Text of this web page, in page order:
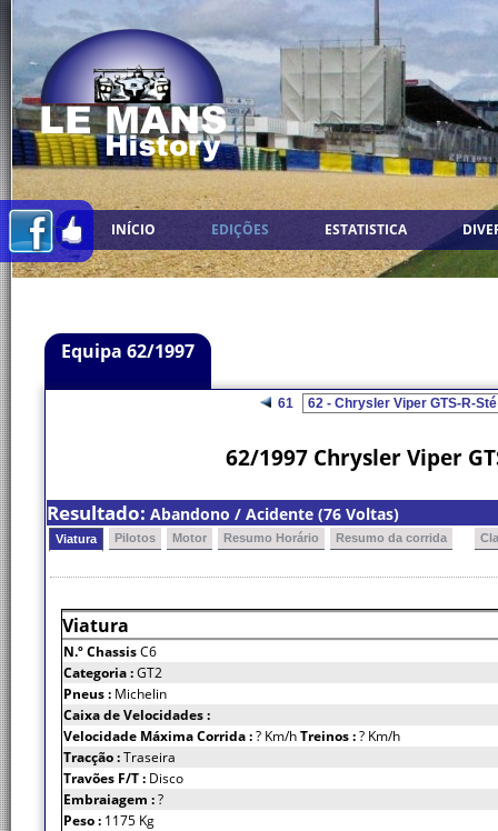
INÍCIO EDIÇÕES ESTATISTICA
Equipa 62/1997
61
62/1997 Chrysler Viper
Resultado: Abandono / Acidente (76 Voltas)
Viatura Pilotos Motor Resumo Horário Resumo da corrida
Viatura
N.º ChassisC6
Categoria :GT2
Pneus : Michelin
Caixa de Velocidades :
Velocidade Máxima Corrida :? Km/hTreinos :? Km/h
Tracção :Traseira
Travões F/T : Disco
Embraiagem :?
Peso : 1175 Kg